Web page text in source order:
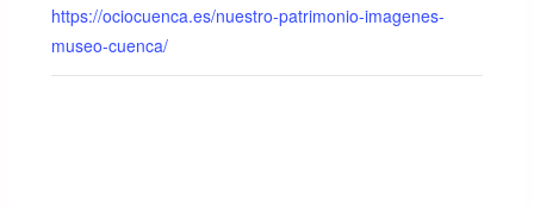
https://ociocuenca.es/nuestro-patrimonio-imagenes-
museo-cuenca/